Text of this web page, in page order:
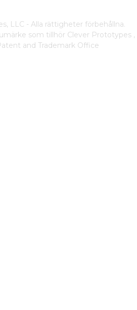
LLC - Alla rättigheter förbehållna.
som tillhör Clever Prototypes ,
and Trademark Office